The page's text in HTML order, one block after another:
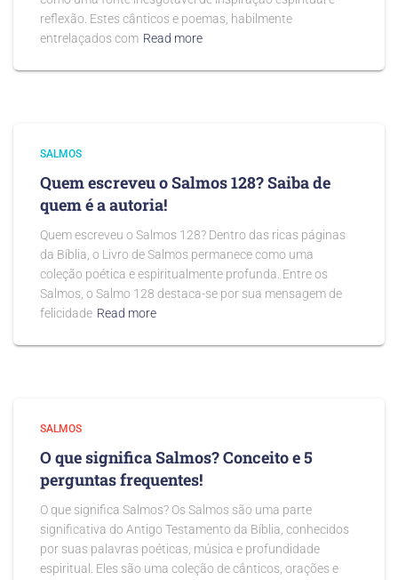
reflexão. Estes cânticos e poemas, habilmente
entrelaçados com Read more
SALMOS
Quem escreveu o Salmos 128? Saiba de
quem é a autoria!
Quem escreveu o Salmos 128? Dentro das ricas páginas
da Bíblia, o Livro de Salmos permanece como uma
coleção poética e espiritualmente profunda. Entre os
Salmos, o Salmo 128 destaca-se por sua mensagem de
felicidade Read more
SALMOS
O que significa Salmos? Conceito e 5
perguntas frequentes!
O que significa Salmos? Os Salmos são uma parte
significativa do Antigo Testamento da Bíblia, conhecidos
por suas palavras poéticas, música e profundidade
espiritual. Eles são uma coleção de cânticos, orações e